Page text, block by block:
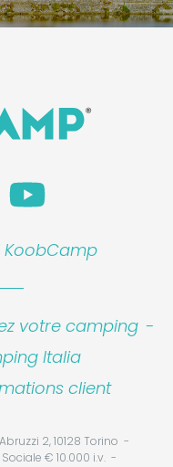
KoobCamp
votre camping -
Italia
client
2, 10128 Torino
€ 10.000 i.v.